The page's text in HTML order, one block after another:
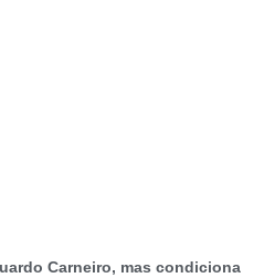
Carneiro, mas condiciona